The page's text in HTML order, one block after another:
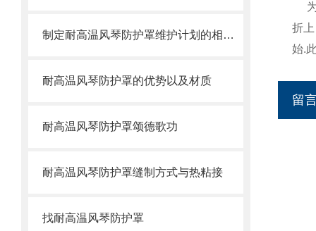
制定耐高温风琴防护罩维护计划的相关策略
耐高温风琴防护罩的优势以及材质
耐高温风琴防护罩颂德歌功
耐高温风琴防护罩缝制方式与热粘接
找耐高温风琴防护罩
折
始.
留